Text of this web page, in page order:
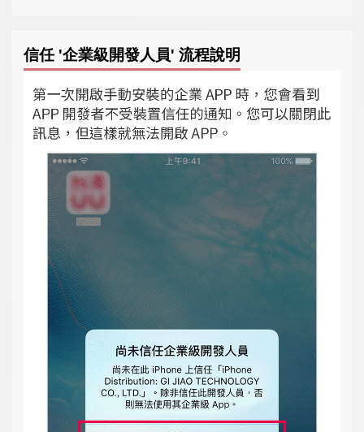
信任 '企業級開發人員' 流程說明